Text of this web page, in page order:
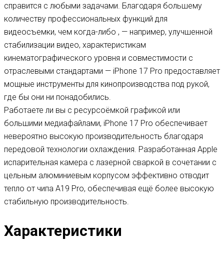
справится с любыми задачами. Благодаря большему
количеству профессиональных функций для
видеосъемки, чем когда-либо , — например, улучшенной
стабилизации видео, характеристикам
кинематографического уровня и совместимости с
отраслевыми стандартами — iPhone 17 Pro предоставляет
мощные инструменты для кинопроизводства под рукой,
где бы они ни понадобились.
Работаете ли вы с ресурсоёмкой графикой или
большими медиафайлами, iPhone 17 Pro обеспечивает
невероятно высокую производительность благодаря
передовой технологии охлаждения. Разработанная Apple
испарительная камера с лазерной сваркой в ​​сочетании с
цельным алюминиевым корпусом эффективно отводит
тепло от чипа A19 Pro, обеспечивая ещё более высокую
стабильную производительность.
Характеристики